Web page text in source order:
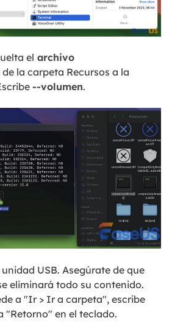
el archivo
de la carpeta Recursos a la
--volumen.
USB. Asegúrate de que
eliminará todo su contenido.
a "Ir > Ir a carpeta", escribe
"Retorno" en el teclado.